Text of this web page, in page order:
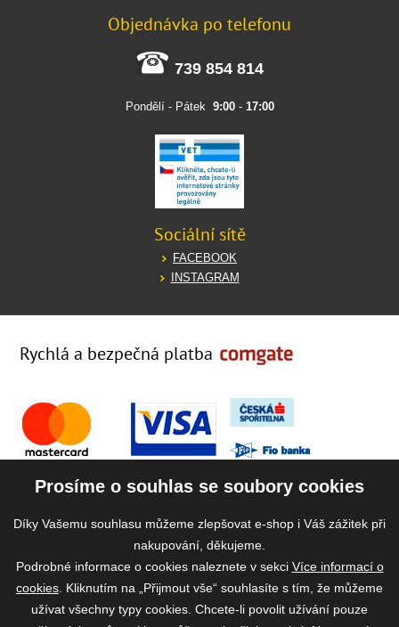
Objednávka po telefonu
739 854 814
Pondělí - Pátek 9:00- 17:00
Sociální sítě
FACEBOOK
INSTAGRAM
Rychlá a bezpečná platba
Prosíme o souhlas se soubory cookies
Díky Vašemu souhlasu můžeme zlepšovat e-shop i Váš zážitek při
nakupování, děkujeme.
Podrobné informace o cookies naleznete v sekci Více informací o
cookies . Kliknutím na „Přijmout vše“ souhlasíte s tím, že můžeme
užívat všechny typy cookies. Chcete-li povolit užívání pouze